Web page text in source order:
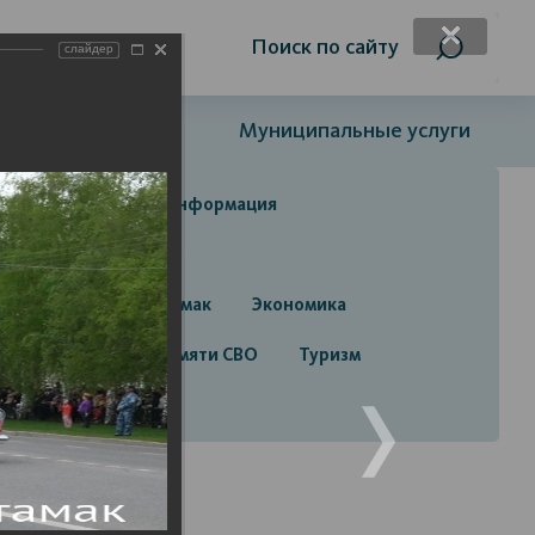
слабовидящих Поиск по сайту
Муниципальные услуги
Справочная информация
Строительство
город Стерлитамак Экономика
Лента памяти СВО Туризм
слайдер